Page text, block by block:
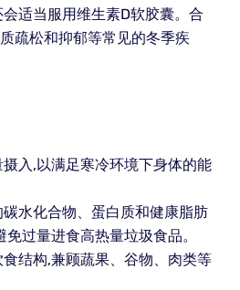
适当服用维生素D软胶囊。合
疏松和抑郁等常见的冬季疾
入,以满足寒冷环境下身体的能
水化合物、蛋白质和健康脂肪
过量进食高热量垃圾食品。
结构,兼顾蔬果、谷物、肉类等